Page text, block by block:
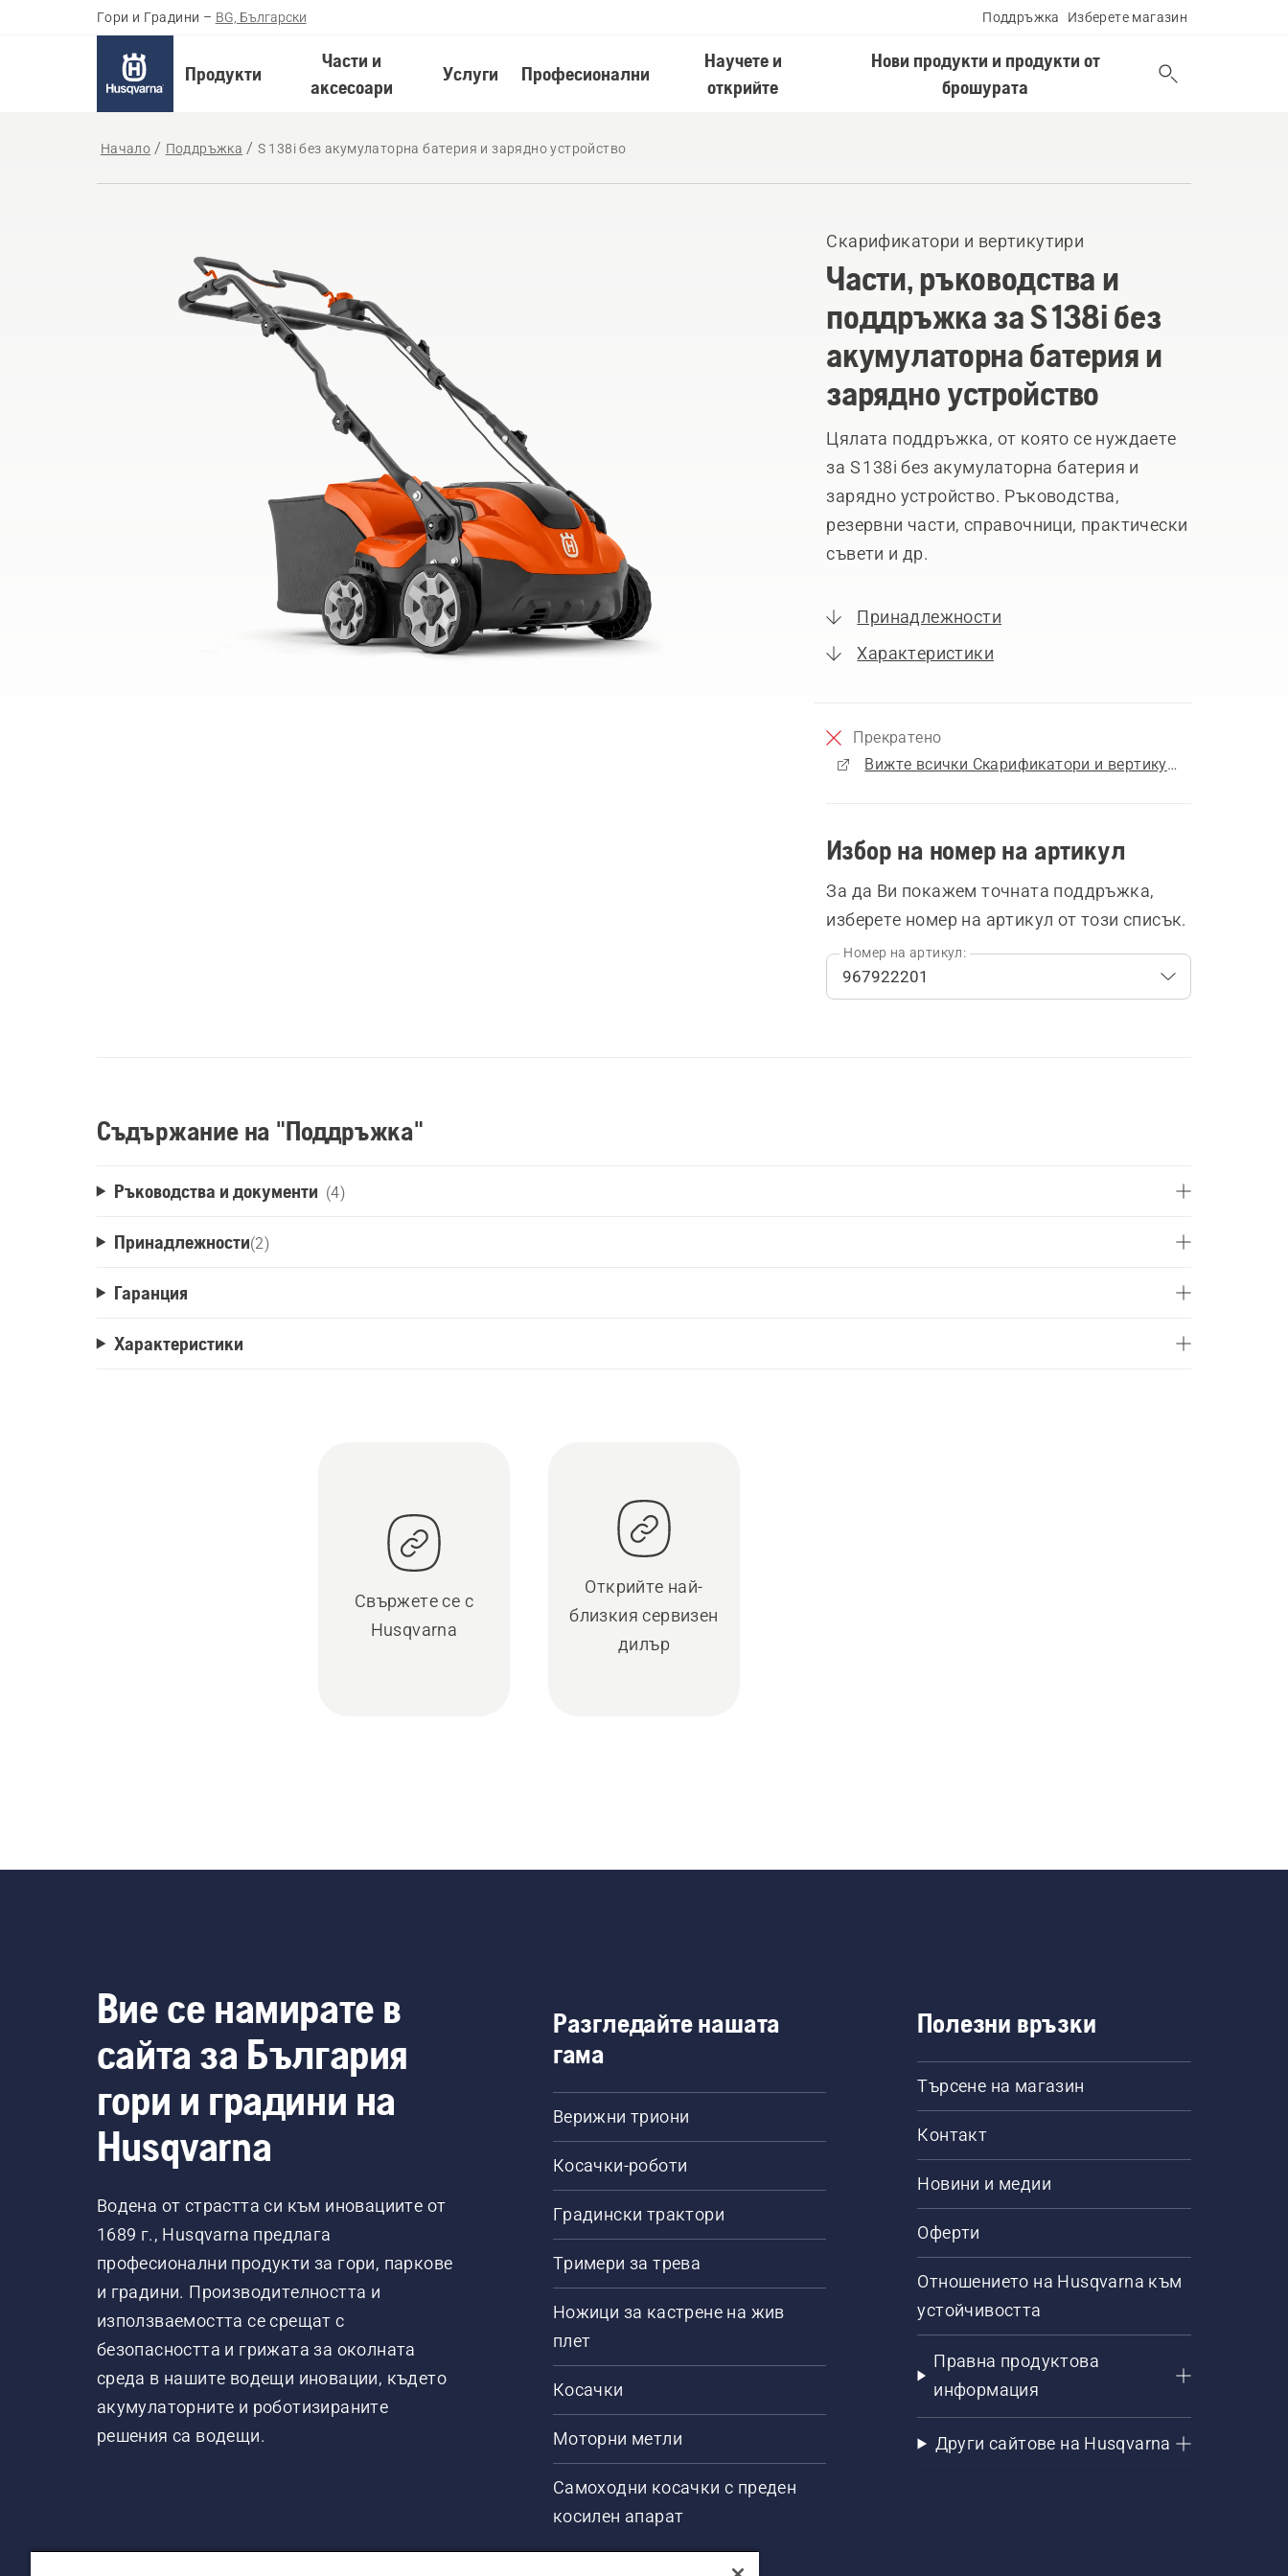
Гори и Градини – BG, Български Поддръжка Изберете магазин
Продукти
Части и
аксесоари
Услуги Професионални
Научете и
открийте
Нови продукти и продукти от
брошурата
Начало Поддръжка S 138i без акумулаторна батерия и зарядно устройство
Скарификатори и вертикутири
Части, ръководства и
поддръжка за S 138i без
акумулаторна батерия и
зарядно устройство
Цялата поддръжка, от която се нуждаете
за S 138i без акумулаторна батерия и
зарядно устройство. Ръководства,
резервни части, справочници, практически
съвети и др.
Принадлежности
Характеристики
Прекратено
Вижте всички Скарификатори и вертикутири за продажба
Избор на номер на артикул
За да Ви покажем точната поддръжка,
изберете номер на артикул от този списък.
Номер на артикул:
Съдържание на "Поддръжка"
Ръководства и документи (4)
Принадлежности(2)
Гаранция
Характеристики
Свържете се с
Husqvarna
Открийте най-
близкия сервизен
дилър
Вие се намирате в
сайта за България
гори и градини на
Husqvarna
Водена от страстта си към иновациите от
1689 г., Husqvarna предлага
професионални продукти за гори, паркове
и градини. Производителността и
използваемостта се срещат с
безопасността и грижата за околната
среда в нашите водещи иновации, където
акумулаторните и роботизираните
решения са водещи.
Разгледайте нашата
гама
Верижни триони
Косачки-роботи
Градински трактори
Тримери за трева
Ножици за кастрене на жив
плет
Косачки
Моторни метли
Самоходни косачки с преден
косилен апарат
Полезни връзки
Търсене на магазин
Контакт
Новини и медии
Оферти
Отношението на Husqvarna към
устойчивостта
Правна продуктова
информация
Други сайтове на Husqvarna